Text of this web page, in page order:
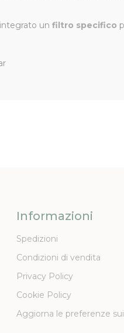
un filtro specifico
Informazioni
Spedizioni
Condizioni di vendita
Privacy Policy
Cookie Policy
Aggiorna le preferenze